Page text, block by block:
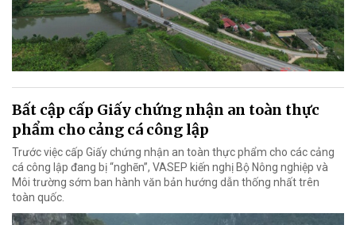
Bất cập cấp Giấy chứng nhận an toàn thực
phẩm cho cảng cá công lập
Trước việc cấp Giấy chứng nhận an toàn thực phẩm cho các cảng
cá công lập đang bị “nghẽn”, VASEP kiến nghị Bộ Nông nghiệp và
Môi trường sớm ban hành văn bản hướng dẫn thống nhất trên
toàn quốc.